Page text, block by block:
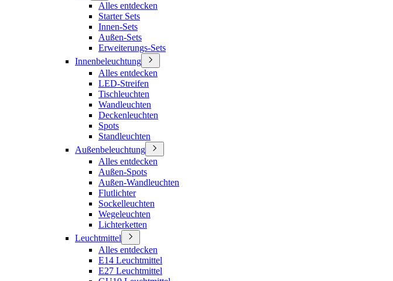
Alles entdecken
Starter Sets
Innen-Sets
Außen-Sets
Erweiterungs-Sets
Innenbeleuchtung
Alles entdecken
LED-Streifen
Tischleuchten
Wandleuchten
Deckenleuchten
Spots
Standleuchten
Außenbeleuchtung
Alles entdecken
Außen-Spots
Außen-Wandleuchten
Flutlichter
Sockelleuchten
Wegeleuchten
Lichterketten
Leuchtmittel
Alles entdecken
E14 Leuchtmittel
E27 Leuchtmittel